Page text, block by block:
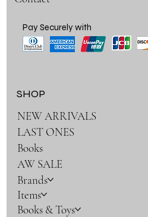
SHOP
NEW ARRIVALS
LAST ONES
Books
AW SALE
Brands
Items
Books & Toys
Pay Securely with